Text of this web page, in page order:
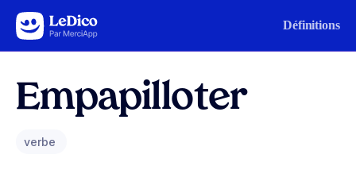
Aller au contenu Définitions
Empapilloter
verbe